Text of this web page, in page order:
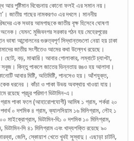
আর পুষ্টিমান বিবেচনায় কোনো ফলই এর সমান নয়।
জাতীয় গাছের নামকরণও এর দখলে। মাননীয়
এক সভায় আমগাছকে জাতীয় বৃক্ষ হিসেবে ঘোষণা
যেমন: মুজিবনগর সরকার গঠন হয় মেহেরপুরের
ভাষা আন্দোলনের গুরুত্বপূর্ণ সিদ্ধান্তগুলো নেয়া হয় ঢাকা
জাতীয় সংগীতেও আমের কথা উল্লেখ রয়েছে।
বড়, মাঝারি। আবার গোলাকার, লম্বাটে চ্যাপ্টা,
কিন্তু পাকলে জাতের ভিন্নতায় রঙও হয় আলাদা।
আবার মিষ্টি, অতিমিষ্টি, পানসেও হয়। আঁশযুক্ত,
ধরনের । কাঁচা ও পাকা উভয় অবস্থায় খাওয়া যায়।
রয়েছে প্রচুর পরিমাণ ভিটামিন-এ।
গ্রাম পাকা ফলে (আহারোপযোগী) আমিষ ১ গ্রাম, শর্করা ২০
০ দশমিক ৪ গ্রাম, ক্যালসিয়াম ১৬ মিলিগ্রাম, লৌহ ১
মাইক্রোগ্রাম, ভিটামিন-বি১ ০ দশমিক ১০ মিলিগ্রাম,
ভিটামিন-সি ৪১ মিলিগ্রাম এবং খাদ্যশক্তি রয়েছে ৯০
জেলি, স্কোয়াশ খেতে খুবই সুস্বাদু। এছাড়া চাটনি,